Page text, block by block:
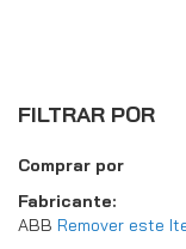
FILTRAR POR
Comprar por
Fabricante
ABB Remover este